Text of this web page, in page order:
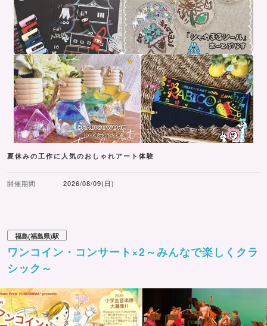
夏休みの工作に人気のおしゃれアート体験
開催期間 2026/08/09(日)
福島(福島県)駅
ワンコイン・コンサート×2～みんなで楽しくクラ
シック～